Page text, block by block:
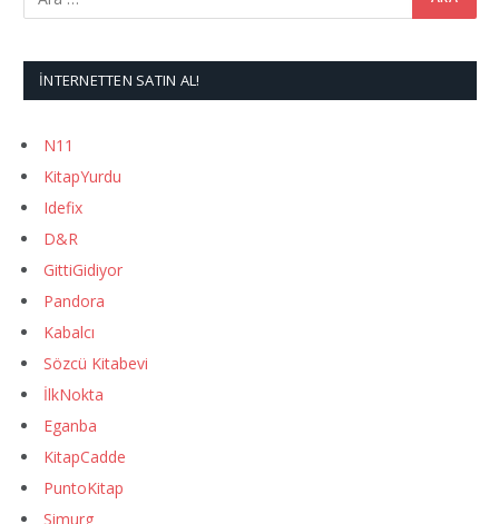
İNTERNETTEN SATIN AL!
N11
KitapYurdu
Idefix
D&R
GittiGidiyor
Pandora
Kabalcı
Sözcü Kitabevi
İlkNokta
Eganba
KitapCadde
PuntoKitap
Simurg